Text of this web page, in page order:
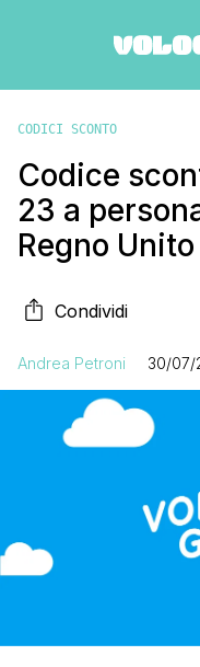
CODICI SCONTO
Codice
23 a
Regno Unito
Condividi
Andrea Petroni 30/07/